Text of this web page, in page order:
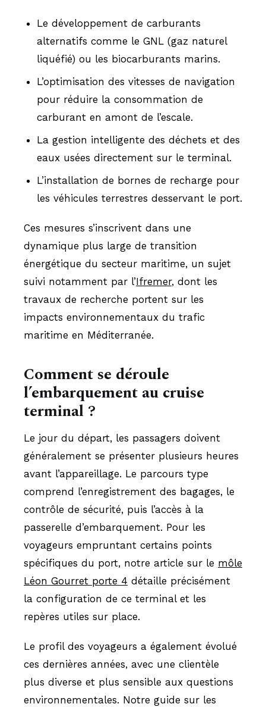
Le développement de carburants
alternatifs comme le GNL (gaz naturel
liquéfié) ou les biocarburants marins.
L’optimisation des vitesses de navigation
pour réduire la consommation de
carburant en amont de l’escale.
La gestion intelligente des déchets et des
eaux usées directement sur le terminal.
L’installation de bornes de recharge pour
les véhicules terrestres desservant le port.
Ces mesures s’inscrivent dans une
dynamique plus large de transition
énergétique du secteur maritime, un sujet
suivi notamment par l’Ifremer, dont les
travaux de recherche portent sur les
impacts environnementaux du trafic
maritime en Méditerranée.
Comment se déroule
l’embarquement au cruise
terminal ?
Le jour du départ, les passagers doivent
généralement se présenter plusieurs heures
avant l’appareillage. Le parcours type
comprend l’enregistrement des bagages, le
contrôle de sécurité, puis l’accès à la
passerelle d’embarquement. Pour les
voyageurs empruntant certains points
spécifiques du port, notre article sur le môle
Léon Gourret porte 4 détaille précisément
la configuration de ce terminal et les
repères utiles sur place.
Le profil des voyageurs a également évolué
ces dernières années, avec une clientèle
plus diverse et plus sensible aux questions
environnementales. Notre guide sur les